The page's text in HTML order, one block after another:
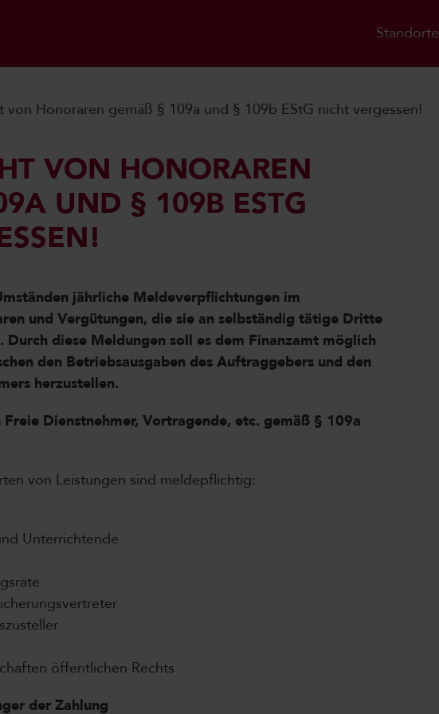
Standorte
von Honoraren gemäß § 109a und § 109b EStG nicht vergessen!
VON HONORAREN
UND § 109B ESTG N
jährliche Meldeverpflichtungen im
und Vergütungen, die sie an selbständig tätige Dritte
Durch diese Meldungen soll es dem Finanzamt möglich
den Betriebsausgaben des Auftraggebers und den
herzustellen.
Dienstnehmer, Vortragende, etc. gemäß § 109a
von Leistungen sind meldepflichtig:
Unterrichtende
öffentlichen Rechts
der Zahlung